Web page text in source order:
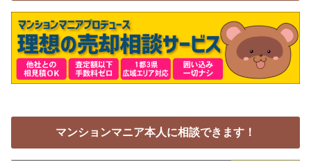
マンションマニア本人に相談できます！